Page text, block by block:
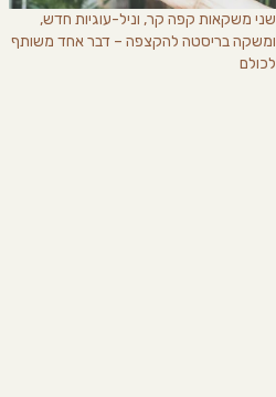
שני משקאות קפה קר, וניל-עוגיות חדש,
ומשקה בריסטה להקצפה – דבר אחד משותף
לכולם